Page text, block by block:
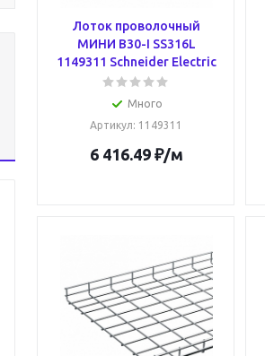
Лоток проволочный
МИНИ B30-I SS316L
1149311 Schneider Electric
Много
Артикул: 1149311
6 416.49₽/м